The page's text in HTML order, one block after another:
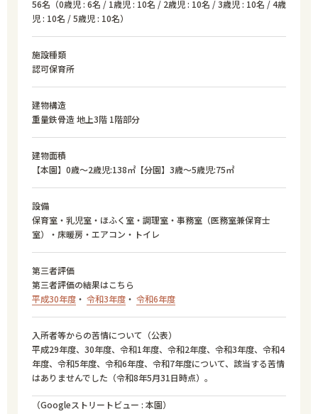
56名（0歳児 : 6名 / 1歳児 : 10名 / 2歳児 : 10名 / 3歳児 : 10名 / 4歳
児 : 10名 / 5歳児 : 10名）
施設種類
認可保育所
建物構造
重量鉄骨造 地上3階 1階部分
建物面積
【本園】0歳～2歳児:138㎡【分園】3歳～5歳児:75㎡
設備
保育室・乳児室・ほふく室・調理室・事務室（医務室兼保育士
室）・床暖房・エアコン・トイレ
第三者評価
第三者評価の結果はこちら
平成30年度 ・ 令和3年度 ・ 令和6年度
入所者等からの苦情について （公表）
平成29年度、30年度、令和1年度、令和2年度、令和3年度、令和4
年度、令和5年度、令和6年度、令和7年度について、該当する苦情
はありませんでした（令和8年5月31日時点）。
（Googleストリートビュー : 本園）